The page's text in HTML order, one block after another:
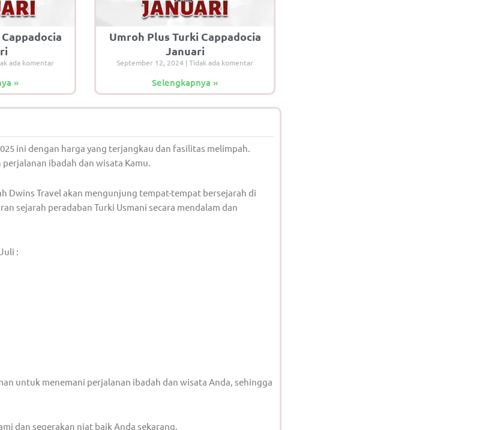
ada komentar
»
Umroh Plus Turki Cappadocia
Januari
September 12, 2024 Tidak ada komentar
Selengkapnya »
ini dengan harga yang terjangkau dan fasilitas melimpah.
ibadah dan wisata Kamu.
Dwins Travel akan mengunjung tempat-tempat bersejarah di
sejarah peradaban Turki Usmani secara mendalam dan
:
untuk menemani perjalanan ibadah dan wisata Anda, sehingga
dan segerakan niat baik Anda sekarang.